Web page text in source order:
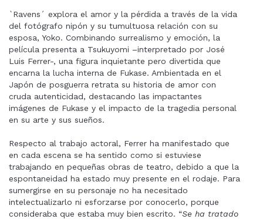
`Ravens´ explora el amor y la pérdida a través de la vida
del fotógrafo nipón y su tumultuosa relación con su
esposa, Yoko. Combinando surrealismo y emoción, la
película presenta a Tsukuyomi –interpretado por José
Luis Ferrer-, una figura inquietante pero divertida que
encarna la lucha interna de Fukase. Ambientada en el
Japón de posguerra retrata su historia de amor con
cruda autenticidad, destacando las impactantes
imágenes de Fukase y el impacto de la tragedia personal
en su arte y sus sueños.
Respecto al trabajo actoral, Ferrer ha manifestado que
en cada escena se ha sentido como si estuviese
trabajando en pequeñas obras de teatro, debido a que la
espontaneidad ha estado muy presente en el rodaje. Para
sumergirse en su personaje no ha necesitado
intelectualizarlo ni esforzarse por conocerlo, porque
consideraba que estaba muy bien escrito. “Se ha tratado